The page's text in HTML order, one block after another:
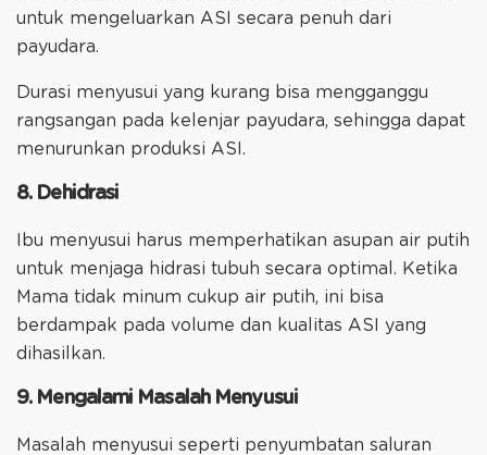
untuk mengeluarkan ASI secara penuh dari
payudara.
Durasi menyusui yang kurang bisa mengganggu
rangsangan pada kelenjar payudara, sehingga dapat
menurunkan produksi ASI.
8. Dehidrasi
Ibu menyusui harus memperhatikan asupan air putih
untuk menjaga hidrasi tubuh secara optimal. Ketika
Mama tidak minum cukup air putih, ini bisa
berdampak pada volume dan kualitas ASI yang
dihasilkan.
9. Mengalami Masalah Menyusui
Masalah menyusui seperti penyumbatan saluran